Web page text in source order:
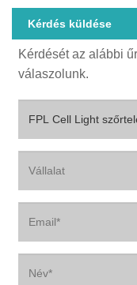
Kérdés küldése
Kérdését az alábbi
válaszolunk.